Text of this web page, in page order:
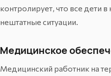
контролирует, что все дети
нештатные ситуации.
Медицинское
Медицинский работник на